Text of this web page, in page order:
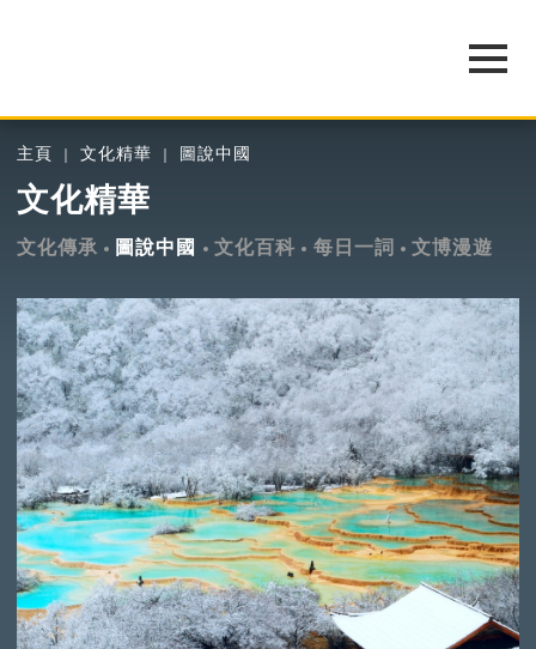
主頁 文化精華 圖說中國
文化精華
文化傳承 圖說中國 文化百科 每日一詞 文博漫遊